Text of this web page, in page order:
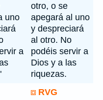
uno
a
otro, o se
apegará al uno
y despreciará
al otro. No
podéis servir a
Dios y a las
riquezas.
RVG